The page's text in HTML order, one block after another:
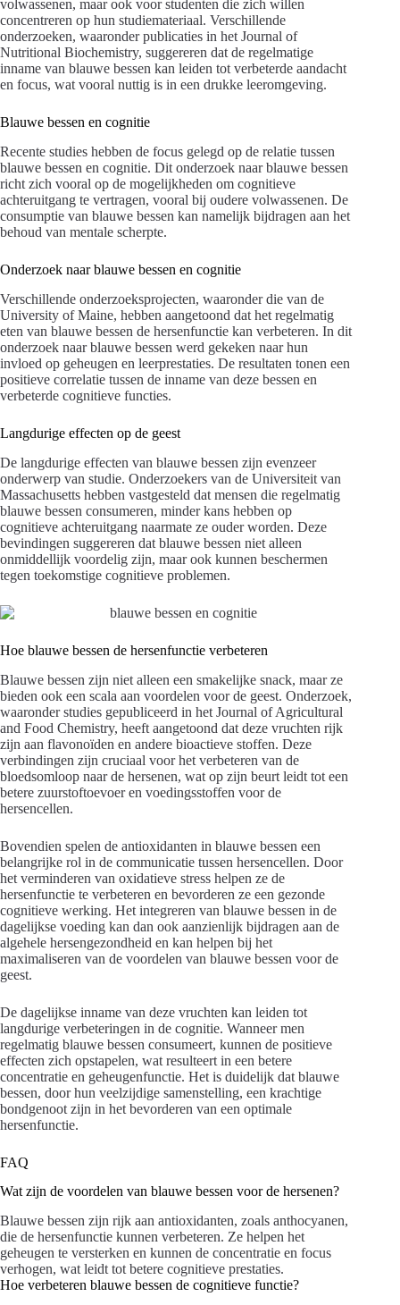
volwassenen, maar ook voor studenten die zich willen
concentreren op hun studiemateriaal. Verschillende
onderzoeken, waaronder publicaties in het Journal of
Nutritional Biochemistry, suggereren dat de regelmatige
inname van blauwe bessen kan leiden tot verbeterde aandacht
en focus, wat vooral nuttig is in een drukke leeromgeving.
Blauwe bessen en cognitie
Recente studies hebben de focus gelegd op de relatie tussen
blauwe bessen en cognitie. Dit onderzoek naar blauwe bessen
richt zich vooral op de mogelijkheden om cognitieve
achteruitgang te vertragen, vooral bij oudere volwassenen. De
consumptie van blauwe bessen kan namelijk bijdragen aan het
behoud van mentale scherpte.
Onderzoek naar blauwe bessen en cognitie
Verschillende onderzoeksprojecten, waaronder die van de
University of Maine, hebben aangetoond dat het regelmatig
eten van blauwe bessen de hersenfunctie kan verbeteren. In dit
onderzoek naar blauwe bessen werd gekeken naar hun
invloed op geheugen en leerprestaties. De resultaten tonen een
positieve correlatie tussen de inname van deze bessen en
verbeterde cognitieve functies.
Langdurige effecten op de geest
De langdurige effecten van blauwe bessen zijn evenzeer
onderwerp van studie. Onderzoekers van de Universiteit van
Massachusetts hebben vastgesteld dat mensen die regelmatig
blauwe bessen consumeren, minder kans hebben op
cognitieve achteruitgang naarmate ze ouder worden. Deze
bevindingen suggereren dat blauwe bessen niet alleen
onmiddellijk voordelig zijn, maar ook kunnen beschermen
tegen toekomstige cognitieve problemen.
Hoe blauwe bessen de hersenfunctie verbeteren
Blauwe bessen zijn niet alleen een smakelijke snack, maar ze
bieden ook een scala aan voordelen voor de geest. Onderzoek,
waaronder studies gepubliceerd in het Journal of Agricultural
and Food Chemistry, heeft aangetoond dat deze vruchten rijk
zijn aan flavonoïden en andere bioactieve stoffen. Deze
verbindingen zijn cruciaal voor het verbeteren van de
bloedsomloop naar de hersenen, wat op zijn beurt leidt tot een
betere zuurstoftoevoer en voedingsstoffen voor de
hersencellen.
Bovendien spelen de antioxidanten in blauwe bessen een
belangrijke rol in de communicatie tussen hersencellen. Door
het verminderen van oxidatieve stress helpen ze de
hersenfunctie te verbeteren en bevorderen ze een gezonde
cognitieve werking. Het integreren van blauwe bessen in de
dagelijkse voeding kan dan ook aanzienlijk bijdragen aan de
algehele hersengezondheid en kan helpen bij het
maximaliseren van de voordelen van blauwe bessen voor de
geest.
De dagelijkse inname van deze vruchten kan leiden tot
langdurige verbeteringen in de cognitie. Wanneer men
regelmatig blauwe bessen consumeert, kunnen de positieve
effecten zich opstapelen, wat resulteert in een betere
concentratie en geheugenfunctie. Het is duidelijk dat blauwe
bessen, door hun veelzijdige samenstelling, een krachtige
bondgenoot zijn in het bevorderen van een optimale
hersenfunctie.
FAQ
Wat zijn de voordelen van blauwe bessen voor de hersenen?
Blauwe bessen zijn rijk aan antioxidanten, zoals anthocyanen,
die de hersenfunctie kunnen verbeteren. Ze helpen het
geheugen te versterken en kunnen de concentratie en focus
verhogen, wat leidt tot betere cognitieve prestaties.
Hoe verbeteren blauwe bessen de cognitieve functie?